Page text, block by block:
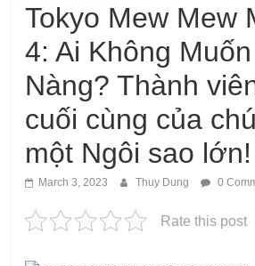
Tokyo Mew Mew
4: Ai Không
Nàng? Thành
cuối cùng của
một Ngôi sao
March 3, 2023 Thuy Dung 0
Rate this post